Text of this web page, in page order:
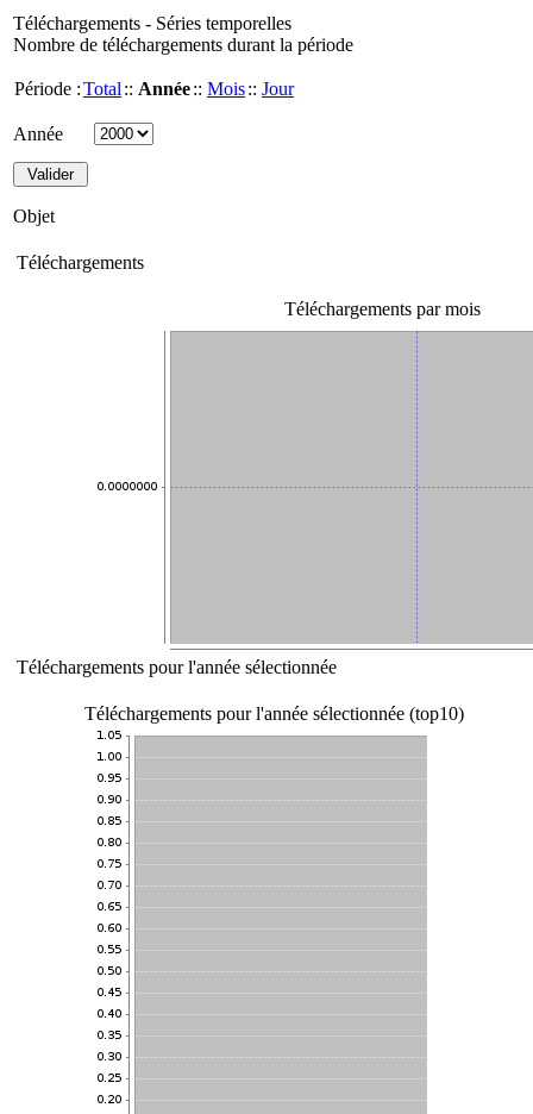
Téléchargements - Séries temporelles
Nombre de téléchargements durant la période
Période :Total :: Année:: Mois:: Jour
Année
Objet
Téléchargements
Téléchargements par mois
Téléchargements pour l'année sélectionnée
Téléchargements pour l'année sélectionnée (top10)